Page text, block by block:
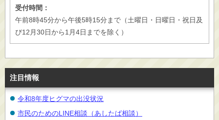
受付時間：
午前8時45分から午後5時15分まで（土曜日・日曜日・祝日及
び12月30日から1月4日までを除く）
注目情報
令和8年度ヒグマの出没状況
市民のためのLINE相談（あしたば相談）